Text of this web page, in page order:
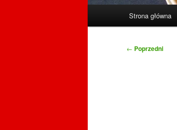
Strona główna
Nawigacja
← Poprzedni